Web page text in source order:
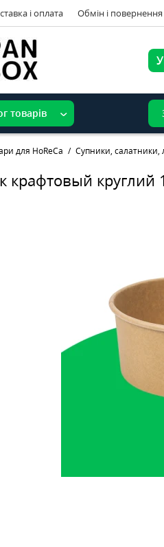
і оплата Обмін і повернення
товарів
для HoReCa Супники, салатники,
крафтовый круглий